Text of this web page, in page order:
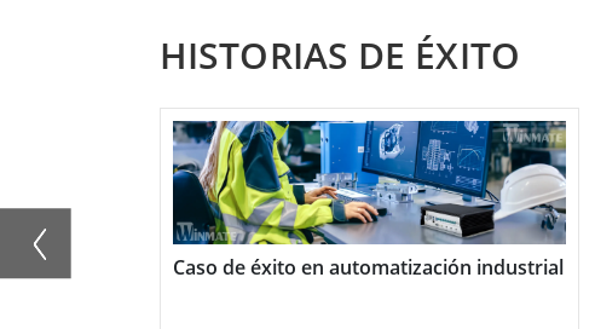
Construido para resistir condiciones
810G, que garantiza su resistencia a golpes,
Además de su durabilidad, la serie S101 es
móvil como estación de trabajo fija. Puede
complementa con una gama de accesorios
HISTORIAS DE ÉXITO
Caso de éxito en automatización industrial